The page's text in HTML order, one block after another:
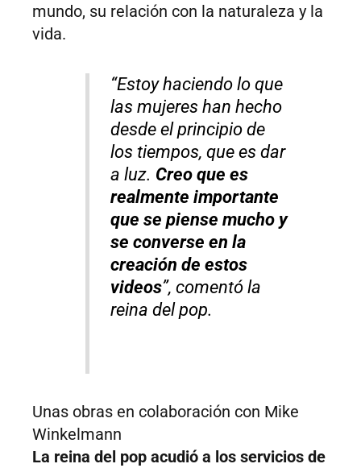
mundo, su relación con la naturaleza y la
vida.
“Estoy haciendo lo que
las mujeres han hecho
desde el principio de
los tiempos, que es dar
a luz. Creo que es
realmente importante
que se piense mucho y
se converse en la
creación de estos
videos”, comentó la
reina del pop.
Unas obras en colaboración con Mike
Winkelmann
La reina del pop acudió a los servicios de